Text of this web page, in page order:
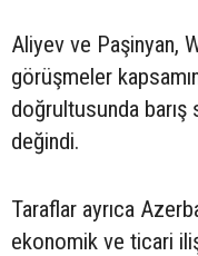
Aliyev ve Paşinyan,
görüşmeler
doğrultusunda
değindi.
Taraflar ayrıca
ekonomik ve ticari